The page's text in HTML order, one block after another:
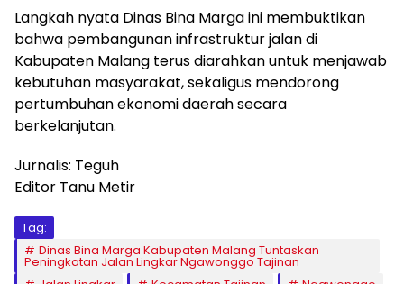
Langkah nyata Dinas Bina Marga ini membuktikan
bahwa pembangunan infrastruktur jalan di
Kabupaten Malang terus diarahkan untuk menjawab
kebutuhan masyarakat, sekaligus mendorong
pertumbuhan ekonomi daerah secara
berkelanjutan.
Jurnalis: Teguh
Editor Tanu Metir
Tag:
Dinas Bina Marga Kabupaten Malang Tuntaskan
Peningkatan Jalan Lingkar Ngawonggo Tajinan